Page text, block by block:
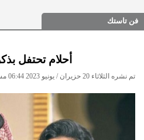
فن تاستك
أحلام تحتفل
تم نشره الثلاثاء 20 حزيران / يونيو 2023 06:44 مساءً